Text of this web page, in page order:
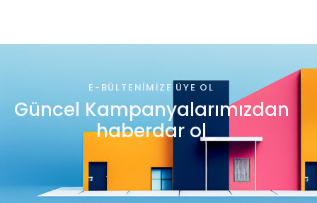
E-BÜLTENIMIZE ÜYE OL
Güncel Kampanyalarımızdan
haberdar ol